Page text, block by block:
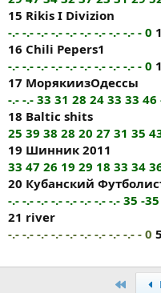
15 Rikis I Divizion
-.- -.- -.- -.- -.- -.- -.- -.- -.- - 0
16 Chili Pepers1
-.- -.- -.- -.- -.- -.- -.- -.- -.- - 0
17 МорякиизОдессы
-.- -.- 33 31 28 24 33 33 46
18 Baltic shits
25 39 38 28 20 27 31 35
19 Шинник 2011
33 47 26 19 29 18 33 34
20 Кубанский
-.- -.- -.- -.- -.- -.- -.- -.- 35 -35
21 river
-.- -.- -.- -.- -.- -.- -.- -.- -.- - 0